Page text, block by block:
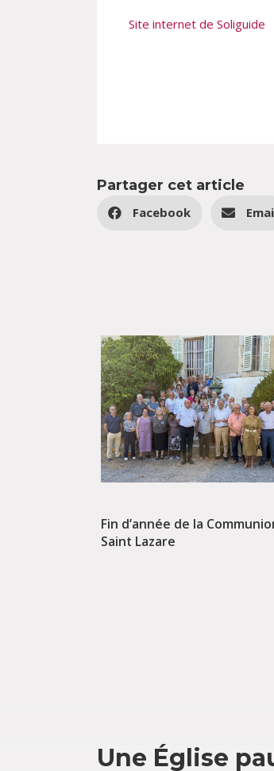
Site internet de Soliguide
Partager cet article
Facebook
Fin d’année de la
Saint Lazare
Une Église